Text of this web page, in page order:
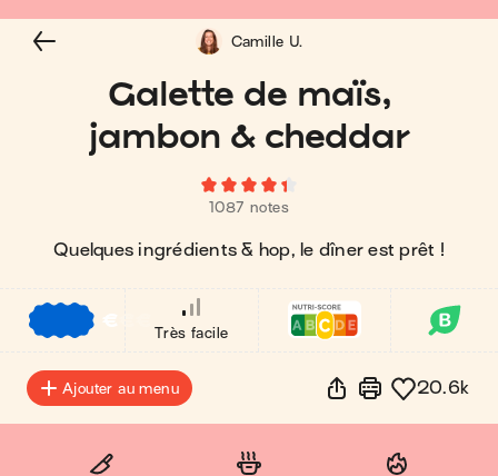
Galette de maïs,
jambon & cheddar
1087 notes
Quelques ingrédients & hop, le dîner est prêt !
Camille U.
€
Très facile
Ajouter au menu 20.6k